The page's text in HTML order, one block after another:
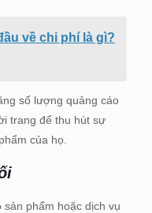
về chi phí là gì?
số lượng quảng cáo
trang để thu hút sự
của họ.
phẩm hoặc dịch vụ